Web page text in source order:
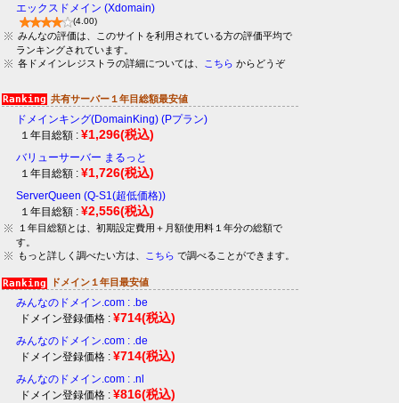
エックスドメイン (Xdomain)
(4.00)
みんなの評価は、このサイトを利用されている方の評価平均で
ランキングされています。
各ドメインレジストラの詳細については、
こちら からどうぞ
共有サーバー１年目総額最安値
ドメインキング(DomainKing) (Pプラン)
１年目総額 : ¥1,296(税込)
バリューサーバー まるっと
１年目総額 : ¥1,726(税込)
ServerQueen (Q-S1(超低価格))
１年目総額 : ¥2,556(税込)
１年目総額とは、初期設定費用＋月額使用料１年分の総額で
す。
もっと詳しく調べたい方は、
こちら で調べることができます。
ドメイン１年目最安値
みんなのドメイン.com : .be
ドメイン登録価格 : ¥714(税込)
みんなのドメイン.com : .de
ドメイン登録価格 : ¥714(税込)
みんなのドメイン.com : .nl
ドメイン登録価格 : ¥816(税込)